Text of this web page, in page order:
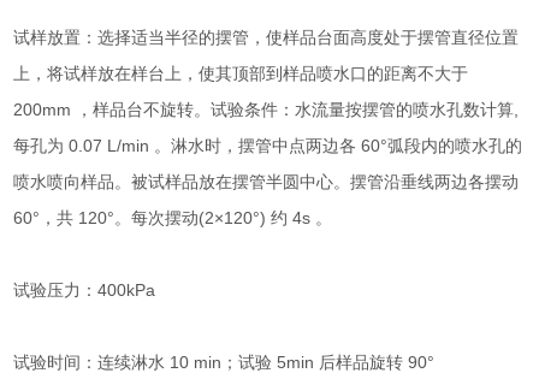
试样放置：选择适当半径的摆管，使样品台面高度处于摆管直径位置
上，将试样放在样台上，使其顶部到样品喷水口的距离不大于
200mm ，样品台不旋转。试验条件：水流量按摆管的喷水孔数计算,
每孔为 0.07 L/min 。淋水时，摆管中点两边各 60°弧段内的喷水孔的
喷水喷向样品。被试样品放在摆管半圆中心。摆管沿垂线两边各摆动
60°，共 120°。每次摆动(2×120°) 约 4s 。
试验压力：400kPa
试验时间：连续淋水 10 min；试验 5min 后样品旋转 90°